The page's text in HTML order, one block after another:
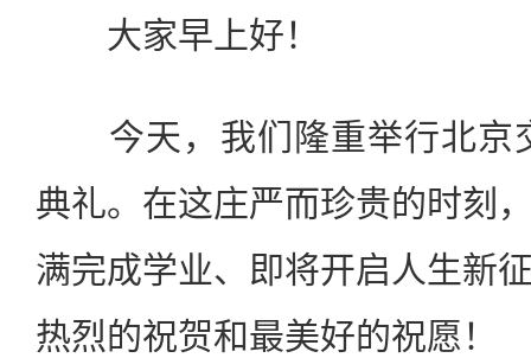
大家早上好！
今天，我们隆重举行北京
典礼。在这庄严而珍贵的时刻
满完成学业、即将开启人生新
热烈的祝贺和最美好的祝愿！